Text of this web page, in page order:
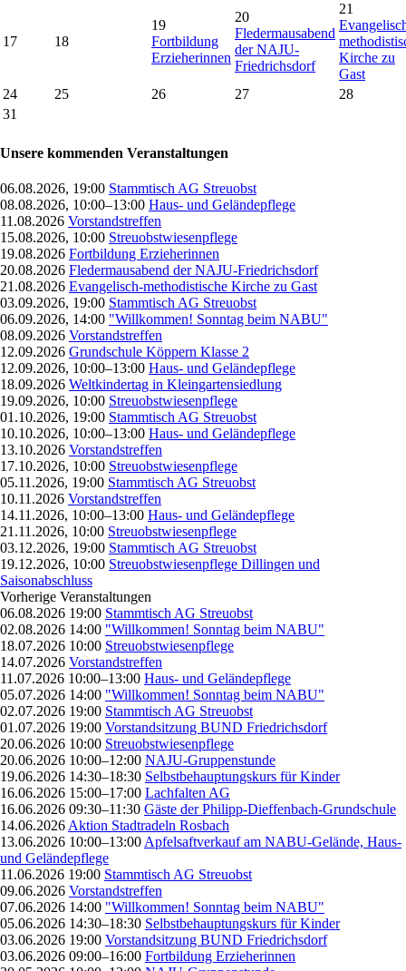
17 18
19
Fortbildung
Erzieherinnen
20
Fledermausabend
der NAJU-
Friedrichsdorf
21
Kirche zu
Gast
24
25 26 27
28
31
Unsere kommenden Veranstaltungen
06.08.2026, 19:00 Stammtisch AG Streuobst
08.08.2026, 10:00–13:00 Haus- und Geländepflege
11.08.2026 Vorstandstreffen
15.08.2026, 10:00 Streuobstwiesenpflege
19.08.2026 Fortbildung Erzieherinnen
20.08.2026 Fledermausabend der NAJU-Friedrichsdorf
21.08.2026 Evangelisch-methodistische Kirche zu Gast
03.09.2026, 19:00 Stammtisch AG Streuobst
06.09.2026, 14:00 "Willkommen! Sonntag beim NABU"
08.09.2026 Vorstandstreffen
12.09.2026 Grundschule Köppern Klasse 2
12.09.2026, 10:00–13:00 Haus- und Geländepflege
18.09.2026 Weltkindertag in Kleingartensiedlung
19.09.2026, 10:00 Streuobstwiesenpflege
01.10.2026, 19:00 Stammtisch AG Streuobst
10.10.2026, 10:00–13:00 Haus- und Geländepflege
13.10.2026 Vorstandstreffen
17.10.2026, 10:00 Streuobstwiesenpflege
05.11.2026, 19:00 Stammtisch AG Streuobst
10.11.2026 Vorstandstreffen
14.11.2026, 10:00–13:00 Haus- und Geländepflege
21.11.2026, 10:00 Streuobstwiesenpflege
03.12.2026, 19:00 Stammtisch AG Streuobst
19.12.2026, 10:00 Streuobstwiesenpflege Dillingen und
Saisonabschluss
Vorherige Veranstaltungen
06.08.2026 19:00 Stammtisch AG Streuobst
02.08.2026 14:00 "Willkommen! Sonntag beim NABU"
18.07.2026 10:00 Streuobstwiesenpflege
14.07.2026 Vorstandstreffen
11.07.2026 10:00–13:00 Haus- und Geländepflege
05.07.2026 14:00 "Willkommen! Sonntag beim NABU"
02.07.2026 19:00 Stammtisch AG Streuobst
01.07.2026 19:00 Vorstandsitzung BUND Friedrichsdorf
20.06.2026 10:00 Streuobstwiesenpflege
20.06.2026 10:00–12:00 NAJU-Gruppenstunde
19.06.2026 14:30–18:30 Selbstbehauptungskurs für Kinder
16.06.2026 15:00–17:00 Lachfalten AG
16.06.2026 09:30–11:30 Gäste der Philipp-Dieffenbach-Grundschule
14.06.2026 Aktion Stadtradeln Rosbach
13.06.2026 10:00–13:00 Apfelsaftverkauf am NABU-Gelände, Haus-
und Geländepflege
11.06.2026 19:00 Stammtisch AG Streuobst
09.06.2026 Vorstandstreffen
07.06.2026 14:00 "Willkommen! Sonntag beim NABU"
05.06.2026 14:30–18:30 Selbstbehauptungskurs für Kinder
03.06.2026 19:00 Vorstandsitzung BUND Friedrichsdorf
03.06.2026 09:00–16:00 Fortbildung Erzieherinnen